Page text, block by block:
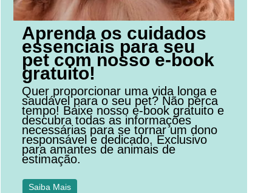
Aprenda os cuidados
essenciais para seu
pet com nosso e-book
gratuito!
Quer proporcionar uma vida longa e
saudável para o seu pet? Não perca
tempo! Baixe nosso e-book gratuito e
descubra todas as informações
necessárias para se tornar um dono
responsável e dedicado. Exclusivo
para amantes de animais de
estimação.
Saiba Mais